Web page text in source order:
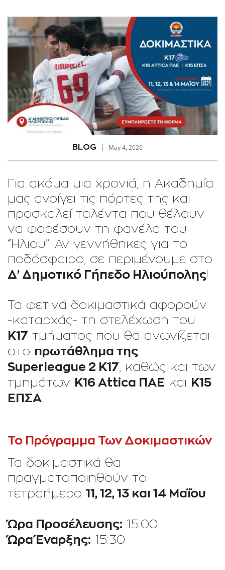
BLOG May 4, 2026
Για ακόμα μια χρονιά, η Ακαδημία
μας ανοίγει τις πόρτες της και
προσκαλεί ταλέντα που θέλουν
να φορέσουν τη φανέλα του
“Ήλιου”. Αν γεννήθηκες για το
ποδόσφαιρο, σε περιμένουμε στο
Δ’ Δημοτικό Γήπεδο Ηλιούπολης!
Τα φετινά δοκιμαστικά αφορούν
-καταρχάς- τη στελέχωση του
Κ17 τμήματος που θα αγωνίζεται
στο πρωτάθλημα της
Superleague 2 K17 , καθώς και των
τμημάτων Κ16 Αttica ΠΑΕ και Κ15
ΕΠΣΑ
Το Πρόγραμμα Των Δοκιμαστικών
Τα δοκιμαστικά θα
πραγματοποιηθούν το
τετραήμερο 11, 12, 13 και 14 Μαΐου
Ώρα Προσέλευσης: 15:00
Ώρα Έναρξης: 15:30